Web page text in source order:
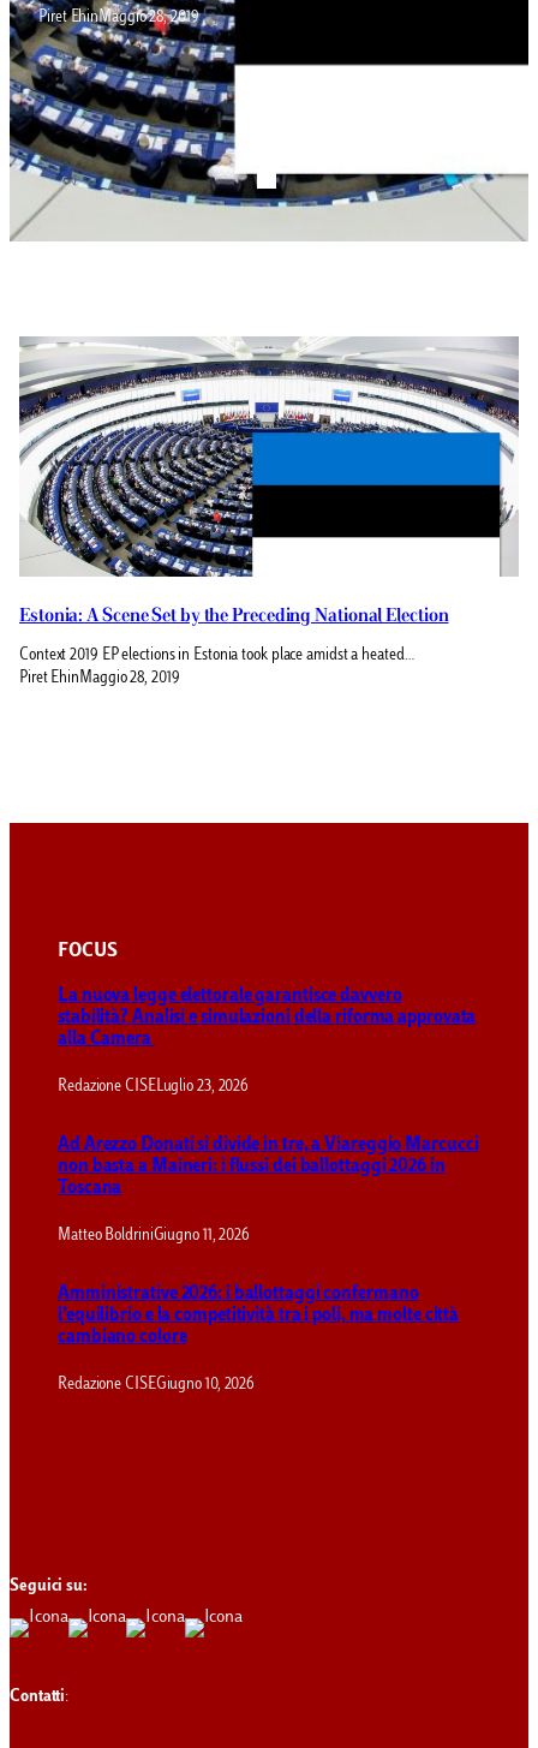
Piret EhinMaggio 28, 2019
Estonia: A Scene Set by the Preceding National Election
Context 2019 EP elections in Estonia took place amidst a heated…
Piret Ehin Maggio 28, 2019
FOCUS
La nuova legge elettorale garantisce davvero
stabilità? Analisi e simulazioni della riforma approvata
alla Camera
Redazione CISELuglio 23, 2026
Ad Arezzo Donati si divide in tre, a Viareggio Marcucci
non basta a Maineri: i flussi dei ballottaggi 2026 in
Toscana
Matteo BoldriniGiugno 11, 2026
Amministrative 2026: i ballottaggi confermano
l’equilibrio e la competitività tra i poli, ma molte città
cambiano colore
Redazione CISEGiugno 10, 2026
Seguici su:
Contatti: